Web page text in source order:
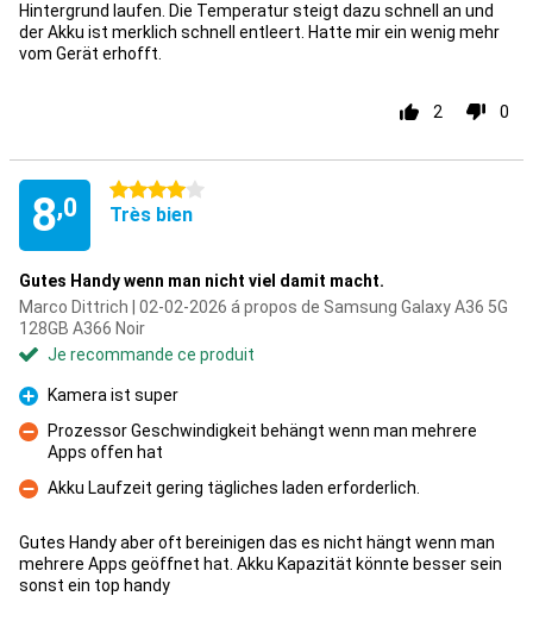
Hintergrund laufen. Die Temperatur steigt dazu schnell an und
der Akku ist merklich schnell entleert. Hatte mir ein wenig mehr
vom Gerät erhofft.
2 0
8,0
4 étoiles
Très bien
Gutes Handy wenn man nicht viel damit macht.
Marco Dittrich | 02-02-2026 á propos de Samsung Galaxy A36 5G
128GB A366 Noir
Je recommande ce produit
Pour
Kamera ist super
Contre
Prozessor Geschwindigkeit behängt wenn man mehrere
Apps offen hat
Contre
Akku Laufzeit gering tägliches laden erforderlich.
Gutes Handy aber oft bereinigen das es nicht hängt wenn man
mehrere Apps geöffnet hat. Akku Kapazität könnte besser sein
sonst ein top handy